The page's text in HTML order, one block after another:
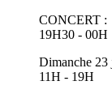
CONCERT :
19H30 - 00H
Dimanche 23
11H - 19H